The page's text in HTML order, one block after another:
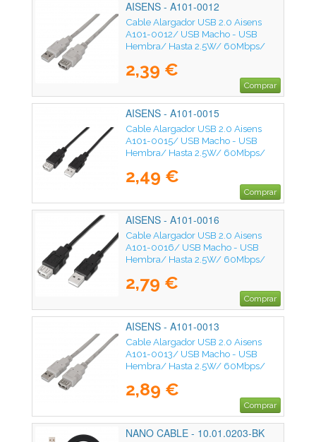
AISENS - A101-0012
Cable Alargador USB 2.0 Aisens
A101-0012/ USB Macho - USB
Hembra/ Hasta 2.5W/ 60Mbps/
2,39 €
Comprar
AISENS - A101-0015
Cable Alargador USB 2.0 Aisens
A101-0015/ USB Macho - USB
Hembra/ Hasta 2.5W/ 60Mbps/
2,49 €
Comprar
AISENS - A101-0016
Cable Alargador USB 2.0 Aisens
A101-0016/ USB Macho - USB
Hembra/ Hasta 2.5W/ 60Mbps/
2,79 €
Comprar
AISENS - A101-0013
Cable Alargador USB 2.0 Aisens
A101-0013/ USB Macho - USB
Hembra/ Hasta 2.5W/ 60Mbps/
2,89 €
Comprar
NANO CABLE - 10.01.0203-BK